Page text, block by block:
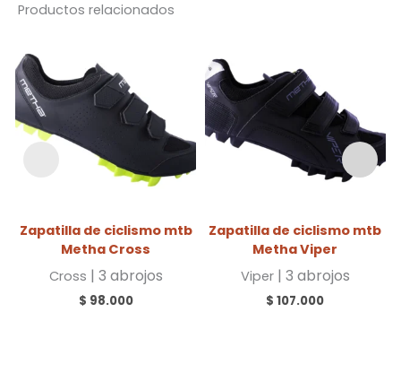
Productos relacionados
Zapatilla de ciclismo mtb
Metha Cross
Cross | 3 abrojos
$ 98.000
Zapatilla de ciclismo mtb
Metha Viper
Viper | 3 abrojos
$ 107.000